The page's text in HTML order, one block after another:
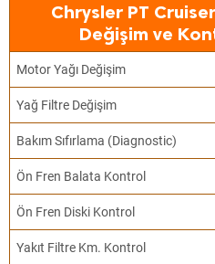
Chrysler PT
Değişim ve
Motor Yağı Değişim
Yağ Filtre Değişim
Bakım Sıfırlama (Diagnostic)
Ön Fren Balata Kontrol
Ön Fren Diski Kontrol
Yakıt Filtre Km. Kontrol